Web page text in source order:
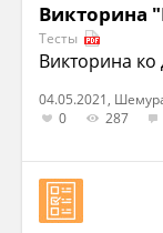
Викторина
Тесты
Викторина
04.05.2021,
0
287